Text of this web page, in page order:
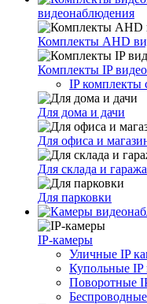
видеонаблюдения
Комплекты AHD
Комплекты IP
IP комплекты
Для дома и дачи
Для офиса и
Для склада и гаража
Для парковки
IP-камеры
Уличные IP
Купольные IP
Поворотные